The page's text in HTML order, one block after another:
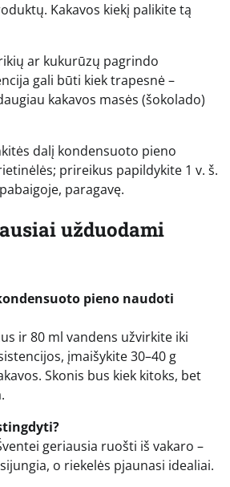
Kakavos kiekį palikite tą
ar kukurūzų pagrindo
gali būti kiek trapesnė –
kakavos masės (šokolado)
dalį kondensuoto pieno
prireikus papildykite 1 v. š.
paragavę.
užduodami
pieno naudoti
ir 80 ml vandens užvirkite iki
įmaišykite 30–40 g
Skonis bus kiek kitoks, bet
geriausia ruošti iš vakaro –
o riekelės pjaunasi idealiai.